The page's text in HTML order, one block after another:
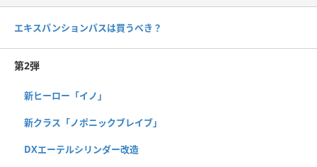
エキスパンションパスは買うべき？
第2弾
新ヒーロー「イノ」
新クラス「ノポニックブレイブ」
DXエーテルシリンダー改造